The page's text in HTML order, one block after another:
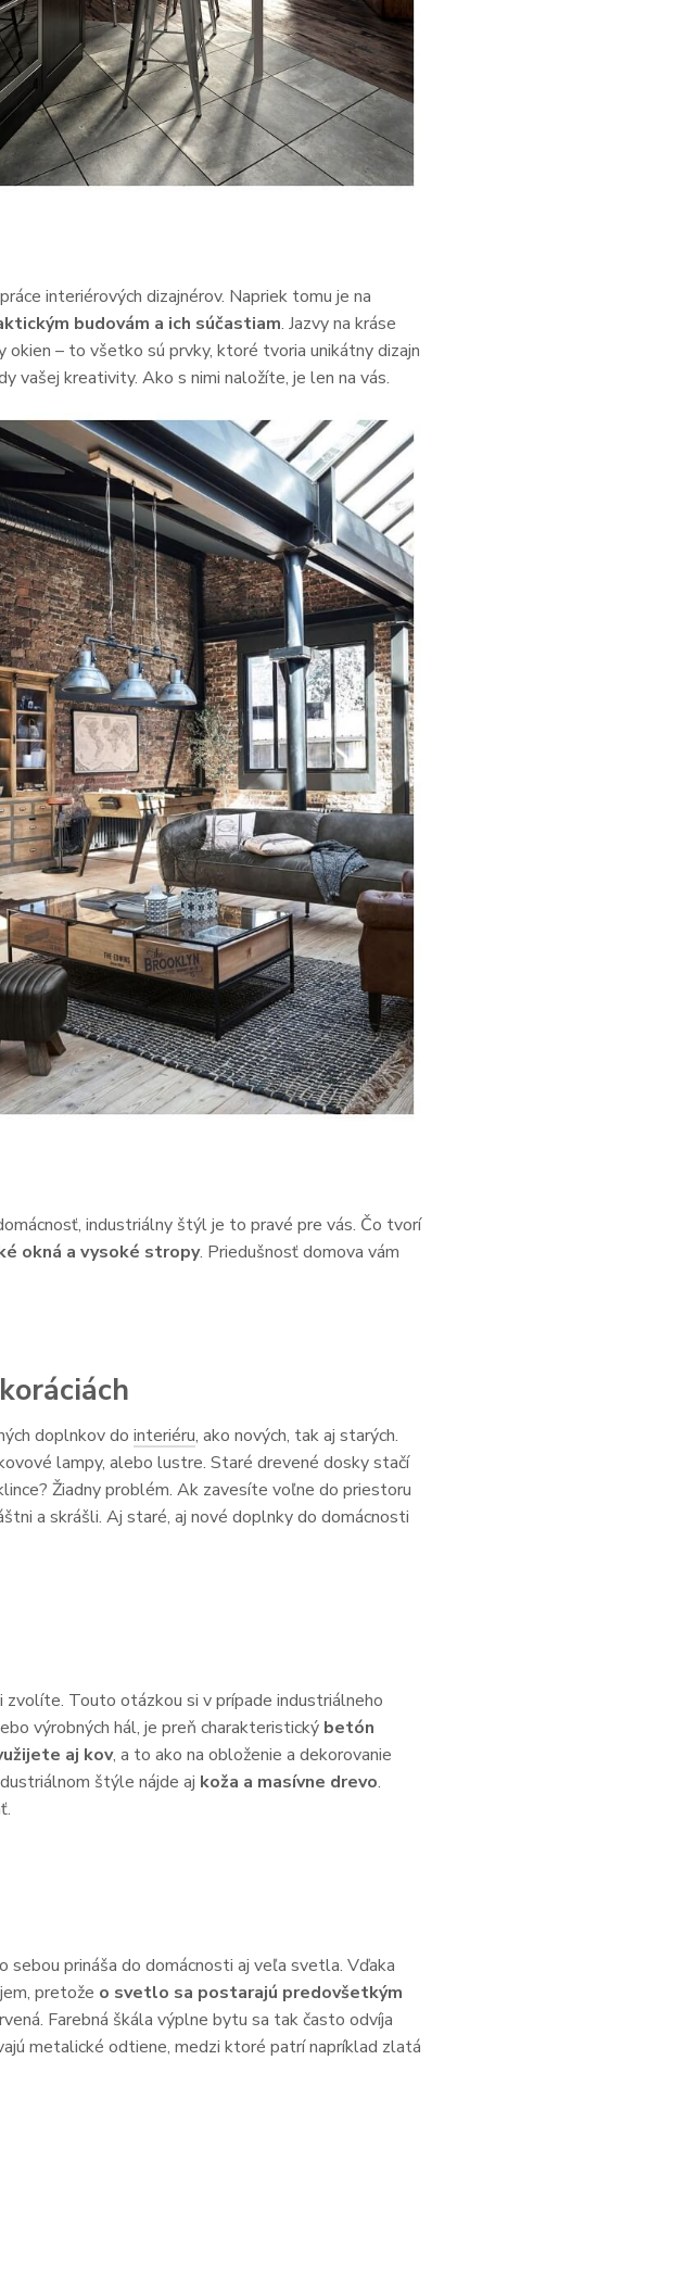
interiérových dizajnérov. Napriek tomu je na
budovám a ich súčastiam. Jazvy na kráse
okien – to všetko sú prvky, ktoré tvoria unikátny dizajn
vašej kreativity. Ako s nimi naložíte, je len na vás.
industriálny štýl je to pravé pre vás. Čo tvorí
okná a vysoké stropy. Priedušnosť domova vám
doplnkov do interiéru, ako nových, tak aj starých.
lampy, alebo lustre. Staré drevené dosky stačí
Žiadny problém. Ak zavesíte voľne do priestoru
a skrášli. Aj staré, aj nové doplnky do domácnosti
Touto otázkou si v prípade industriálneho
výrobných hál, je preň charakteristický betón
aj kov, a to ako na obloženie a dekorovanie
štýle nájde aj koža a masívne drevo.
prináša do domácnosti aj veľa svetla. Vďaka
pretože o svetlo sa postarajú predovšetkým
Farebná škála výplne bytu sa tak často odvíja
metalické odtiene, medzi ktoré patrí napríklad zlatá